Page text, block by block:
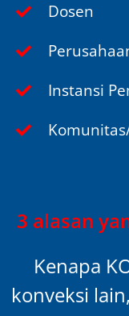
Dosen
Instansi
3 alasan
Kenapa
konveksi